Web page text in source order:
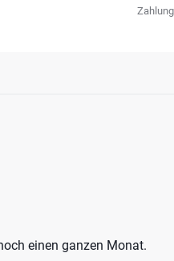
Zahlung
einen ganzen Monat.